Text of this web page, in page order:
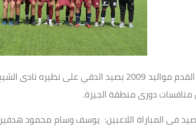
دورى منطقة الجيزة.
فى المباراة اللاعبين: يوسف وسام محمود